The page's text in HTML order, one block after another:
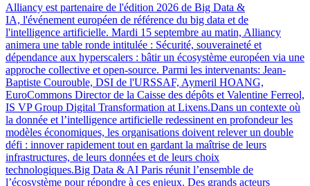
Alliancy est partenaire de l'édition 2026 de Big Data &
IA, l'événement européen de référence du big data et de
l'intelligence artificielle. Mardi 15 septembre au matin, Alliancy
animera une table ronde intitulée : Sécurité, souveraineté et
dépendance aux hyperscalers : bâtir un écosystème européen via une
approche collective et open-source. Parmi les intervenants: Jean-
Baptiste Courouble, DSI de l'URSSAF, Aymeril HOANG,
EuroCommons Director de la Caisse des dépôts et Valentine Ferreol,
IS VP Group Digital Transformation at Lixens.Dans un contexte où
la donnée et l’intelligence artificielle redessinent en profondeur les
modèles économiques, les organisations doivent relever un double
défi : innover rapidement tout en gardant la maîtrise de leurs
infrastructures, de leurs données et de leurs choix
technologiques.Big Data & AI Paris réunit l’ensemble de
l’écosystème pour répondre à ces enjeux. Des grands acteurs